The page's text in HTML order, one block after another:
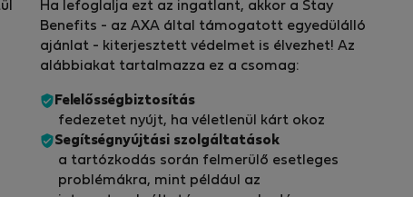
Ha lefoglalja ezt az ingatlant, akkor a Stay
Benefits - az AXA által támogatott egyedülálló
ajánlat - kiterjesztett védelmet is élvezhet! Az
alábbiakat tartalmazza ez a csomag:
Felelősségbiztosítás
fedezetet nyújt, ha véletlenül kárt okoz
Segítségnyújtási szolgáltatások
a tartózkodás során felmerülő esetleges
problémákra, mint például az